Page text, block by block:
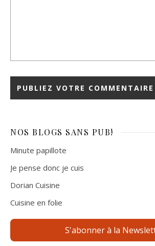
NOS BLOGS SANS PUB!
Minute papillote
Je pense donc je cuis
Dorian Cuisine
Cuisine en folie
S'abonner à la